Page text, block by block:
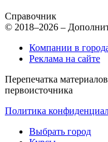
Справочник
© 2018–2026 –
Компании в
Реклама на сайте
Перепечатка
первоисточника
Политика
Выбрать город